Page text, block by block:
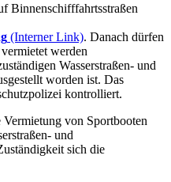
Binnenschifffahrtsstraßen
(Interner Link). Danach dürfen
werden
Wasserstraßen- und
worden ist. Das
kontrolliert.
von Sportbooten
und
sich die